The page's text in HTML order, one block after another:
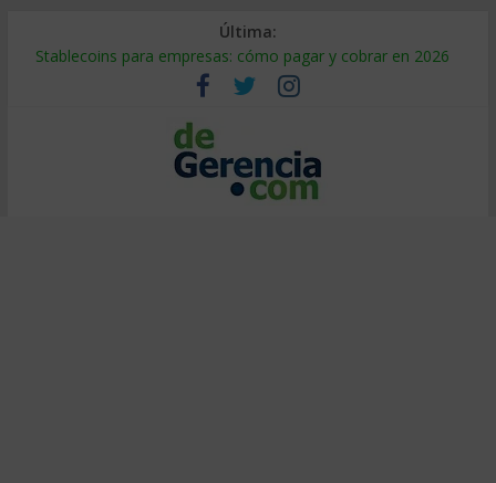
Última:
Stablecoins para empresas: cómo pagar y cobrar en 2026
Despido silencioso: qué es y por qué sale tan caro
IA en selección de personal: cómo auditarla a tiempo
Trabajo forzoso en la cadena de suministro: qué hacer
Mercado hispano de EE. UU.: cómo segmentarlo y venderle